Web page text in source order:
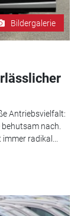
Bildergalerie
Antriebsvielfalt:
nach.
radikal...